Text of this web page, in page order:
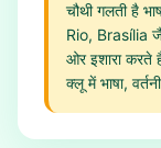
चौथी गलती है
Rio, Brasília
ओर इशारा करते
क्लू में भाषा,